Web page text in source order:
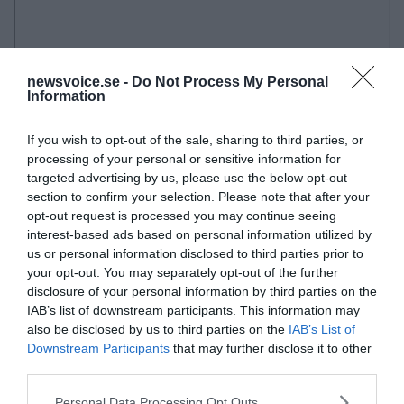
newsvoice.se - Do Not Process My Personal
Information
If you wish to opt-out of the sale, sharing to third parties, or
processing of your personal or sensitive information for
targeted advertising by us, please use the below opt-out
section to confirm your selection. Please note that after your
opt-out request is processed you may continue seeing
interest-based ads based on personal information utilized by
us or personal information disclosed to third parties prior to
your opt-out. You may separately opt-out of the further
disclosure of your personal information by third parties on the
IAB’s list of downstream participants. This information may
also be disclosed by us to third parties on the IAB’s List of
Downstream Participants that may further disclose it to other
Please note that this website/app uses one or more Google
Christer Nilsson